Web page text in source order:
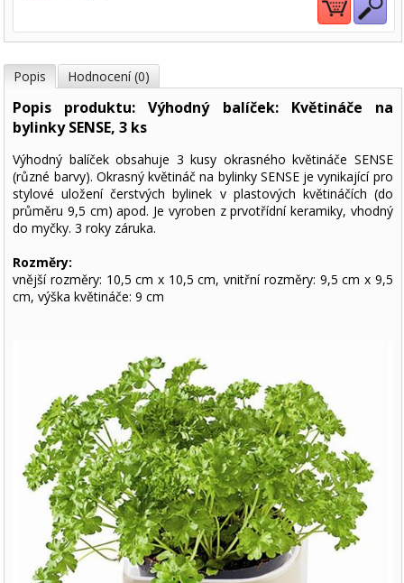
Popis Hodnocení (0)
Popis produktu: Výhodný balíček: Květináče na
bylinky SENSE, 3 ks
Výhodný balíček obsahuje 3 kusy okrasného květináče SENSE
(různé barvy). Okrasný květináč na bylinky SENSE je vynikající pro
stylové uložení čerstvých bylinek v plastových květináčích (do
průměru 9,5 cm) apod. Je vyroben z prvotřídní keramiky, vhodný
do myčky. 3 roky záruka.
Rozměry:
vnější rozměry: 10,5 cm x 10,5 cm, vnitřní rozměry: 9,5 cm x 9,5
cm, výška květináče: 9 cm